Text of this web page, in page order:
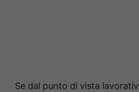
Se dal punto di vista